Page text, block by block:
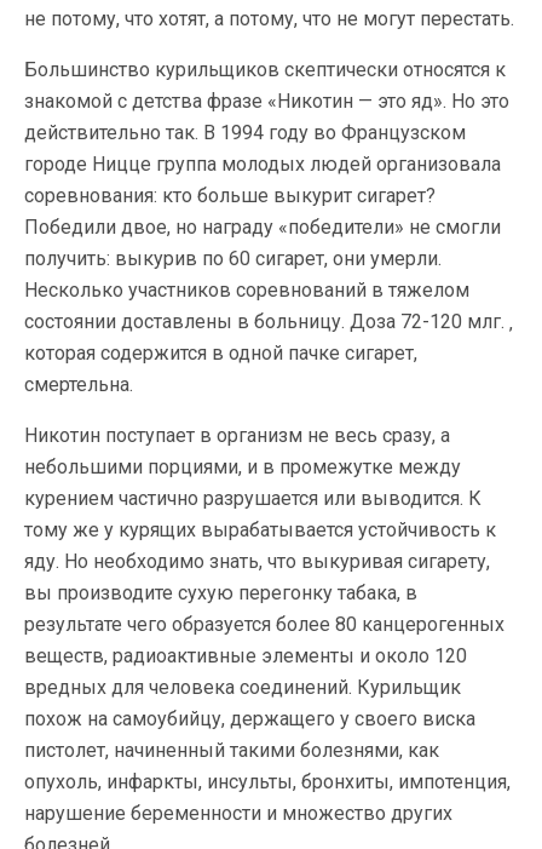
не потому, что хотят, а потому, что не могут перестать.
Большинство курильщиков скептически относятся к
знакомой с детства фразе «Никотин — это яд». Но это
действительно так. В 1994 году во Французском
городе Ницце группа молодых людей организовала
соревнования: кто больше выкурит сигарет?
Победили двое, но награду «победители» не смогли
получить: выкурив по 60 сигарет, они умерли.
Несколько участников соревнований в тяжелом
состоянии доставлены в больницу. Доза 72-120 млг. ‚
которая содержится в одной пачке сигарет,
смертельна.
Никотин поступает в организм не весь сразу, а
небольшими порциями, и в промежутке между
курением частично разрушается или выводится. К
тому же у курящих вырабатывается устойчивость к
яду. Но необходимо знать, что выкуривая сигарету,
вы производите сухую перегонку табака, в
результате чего образуется более 80 канцерогенных
веществ, радиоактивные элементы и около 120
вредных для человека соединений. Курильщик
похож на самоубийцу, держащего у своего виска
пистолет, начиненный такими болезнями, как
опухоль, инфаркты, инсульты, бронхиты, импотенция,
нарушение беременности и множество других